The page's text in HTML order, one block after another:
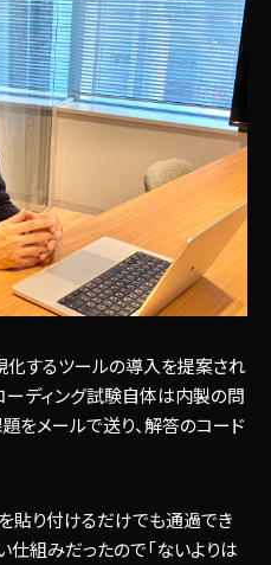
化するツールの導入を提案され
ーディング試験自体は内製の問
をメールで送り、解答のコード
貼り付けるだけでも通過でき
組みだったので「ないよりは